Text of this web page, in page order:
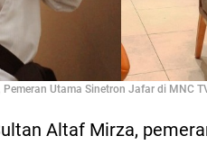
Utama Sinetron Jafar di MNC
Altaf Mirza,